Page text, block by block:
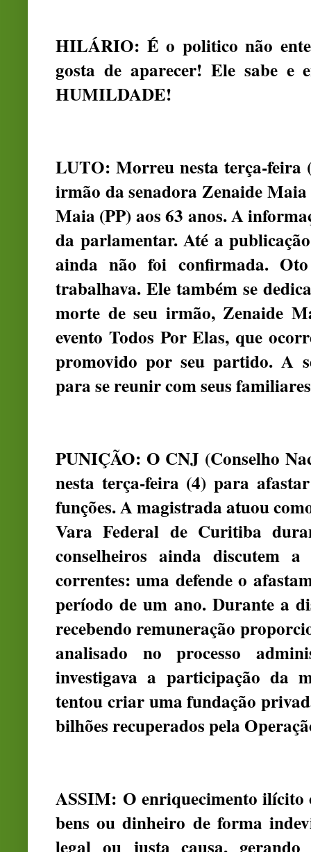
HILÁRIO: É o politico não
gosta de aparecer! Ele sabe e
HUMILDADE!
LUTO: Morreu nesta terça-
irmão da senadora Zenaide
Maia (PP) aos 63 anos. A
da parlamentar. Até a
ainda não foi confirmada.
trabalhava. Ele também se
morte de seu irmão, Zenaide
evento Todos Por Elas, que
promovido por seu partido. A
para se reunir com seus
PUNIÇÃO: O CNJ (Conselho
nesta terça-feira (4) para
funções. A magistrada atuou
Vara Federal de Curitiba
conselheiros ainda discutem
correntes: uma defende o
período de um ano. Durante a
recebendo remuneração
analisado no processo
investigava a participação da
tentou criar uma fundação
bilhões recuperados pela
ASSIM: O enriquecimento ilícito
bens ou dinheiro de forma
legal ou justa causa,